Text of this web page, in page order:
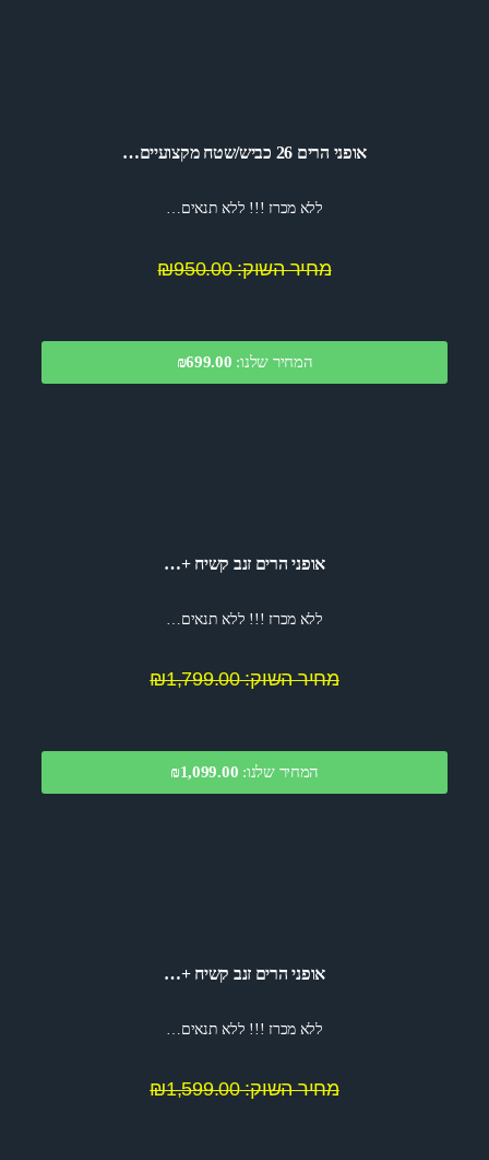
אופני הרים 26 כביש/שטח מקצועיים…
ללא מכרז !!! ללא תנאים…
מחיר השוק: ₪950.00
המחיר שלנו: ₪699.00
אופני הרים זנב קשיח +…
ללא מכרז !!! ללא תנאים…
מחיר השוק: ₪1,799.00
המחיר שלנו: ₪1,099.00
אופני הרים זנב קשיח +…
ללא מכרז !!! ללא תנאים…
מחיר השוק: ₪1,599.00